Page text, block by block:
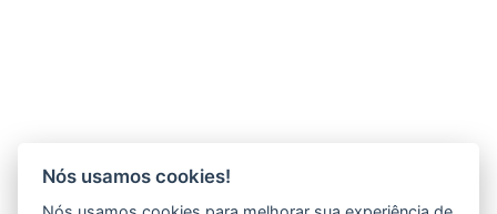
Nós usamos cookies!